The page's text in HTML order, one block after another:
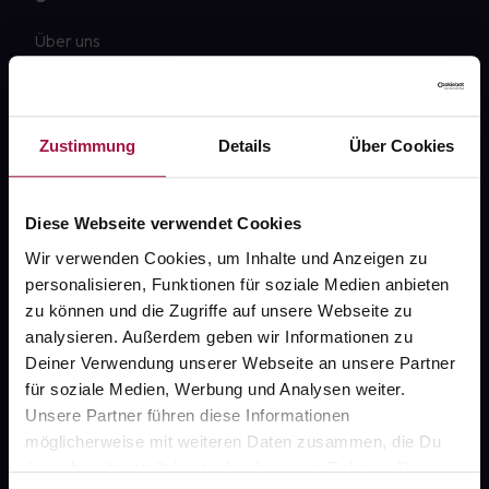
Zustimmung Details Über Cookies
Diese Webseite verwendet Cookies
Wir verwenden Cookies, um Inhalte und Anzeigen zu
personalisieren, Funktionen für soziale Medien anbieten
zu können und die Zugriffe auf unsere Webseite zu
analysieren. Außerdem geben wir Informationen zu
Deiner Verwendung unserer Webseite an unsere Partner
für soziale Medien, Werbung und Analysen weiter.
Unsere Partner führen diese Informationen
möglicherweise mit weiteren Daten zusammen, die Du
ihnen bereitgestellt hast oder die sie im Rahmen Deiner
Über uns
Newsletter
Sanitätshäuser
AGB
Impressum